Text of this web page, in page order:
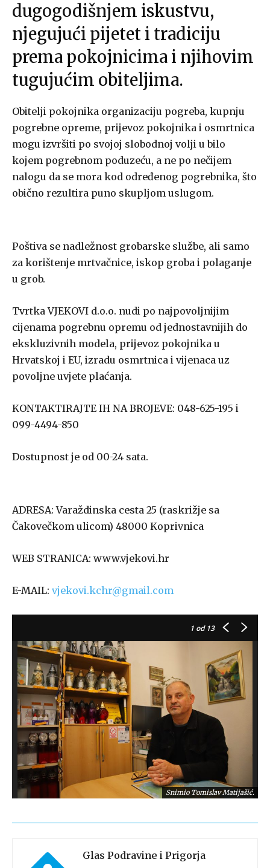
dugogodišnjem iskustvu,
njegujući pijetet i tradiciju
prema pokojnicima i njihovim
tugujućim obiteljima.
Obitelji pokojnika organizaciju pogreba, kupnju
pogrebne opreme, prijevoz pokojnika i osmrtnica
mogu izvršiti po svojoj slobodnoj volji u bilo
kojem pogrebnom poduzeću, a ne po nečijem
nalogu da se mora kod određenog pogrebnika, što
obično rezultira puno skupljom uslugom.
Poštiva se nadležnost grobarske službe, ali samo
za korištenje mrtvačnice, iskop groba i polaganje
u grob.
Tvrtka VJEKOVI d.o.o. nudi po najpovoljnijim
cijenama pogrebnu opremu od jednostavnijih do
ekskluzivnih modela, prijevoz pokojnika u
Hrvatskoj i EU, izradu osmrtnica i vijenaca uz
povoljne uvjete plaćanja.
KONTAKTIRAJTE IH NA BROJEVE: 048-625-195 i
099-4494-850
Dostupnost je od 00-24 sata.
ADRESA: Varaždinska cesta 25 (raskrižje sa
Čakovečkom ulicom) 48000 Koprivnica
WEB STRANICA: www.vjekovi.hr
E-MAIL: vjekovi.kchr@gmail.com
1 od 13
Snimio Tomislav Matijašić.
Glas Podravine i Prigorja